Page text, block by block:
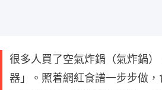
很多人買了空氣炸鍋（氣炸鍋
器」。照着網紅食譜一步步做